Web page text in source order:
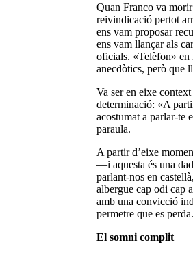
Quan Franco va
reivindicació pertot
ens vam proposar
ens vam llançar als
oficials. «Telèfon» en
anecdòtics, però que
Va ser en eixe
determinació: «A
acostumat a parlar-te
paraula.
A partir d’eixe
—i aquesta és una
parlant-nos en
albergue cap odi cap
amb una convicció
permetre que es perda.
El somni complit